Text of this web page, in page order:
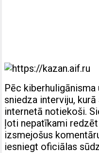
Pēc
sniedza interviju,
internetā notiekoši.
ļoti nepatīkami
izsmejošus
iesniegt oficiālas